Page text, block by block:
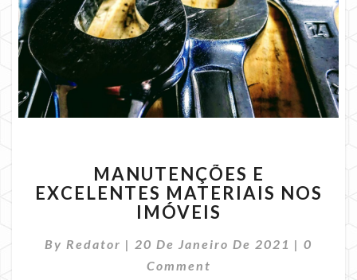
E
EXCELENTES
MATERIAIS
IMÓVEIS
MANUTENÇÕES E
EXCELENTES MATERIAIS NOS
IMÓVEIS
By Redator | 20 De Janeiro De 2021 | 0
Comment